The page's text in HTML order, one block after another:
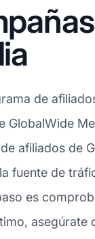
de
GlobalWide
afiliados de
fuente de
es
asegúrate